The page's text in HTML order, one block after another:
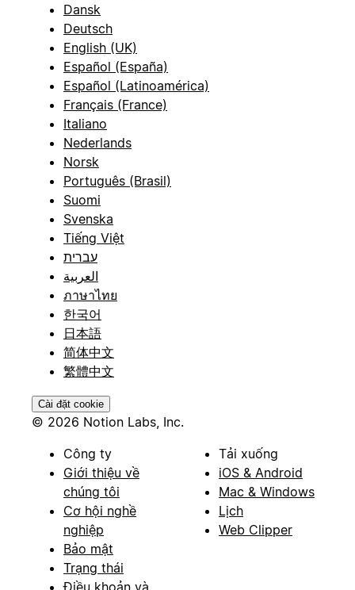
Dansk
Deutsch
English (UK)
Español (España)
Español (Latinoamérica)
Français (France)
Italiano
Nederlands
Norsk
Português (Brasil)
Suomi
Svenska
Tiếng Việt
עברית
العربية
ภาษาไทย
한국어
日本語
简体中文
繁體中文
Cài đặt cookie
© 2026 Notion Labs, Inc.
Công ty
Giới thiệu về
chúng tôi
Cơ hội nghề
nghiệp
Bảo mật
Trạng thái
Điều khoản và
Tải xuống
iOS & Android
Mac & Windows
Lịch
Web Clipper